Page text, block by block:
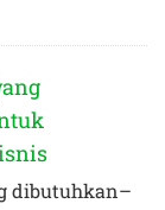
dibutuhkan–